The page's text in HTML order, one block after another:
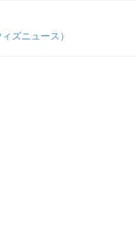
ズニュース）